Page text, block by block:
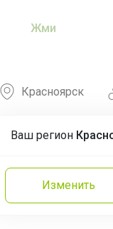
Жми
Красноярск
Ваш регион
Изменить
Команда